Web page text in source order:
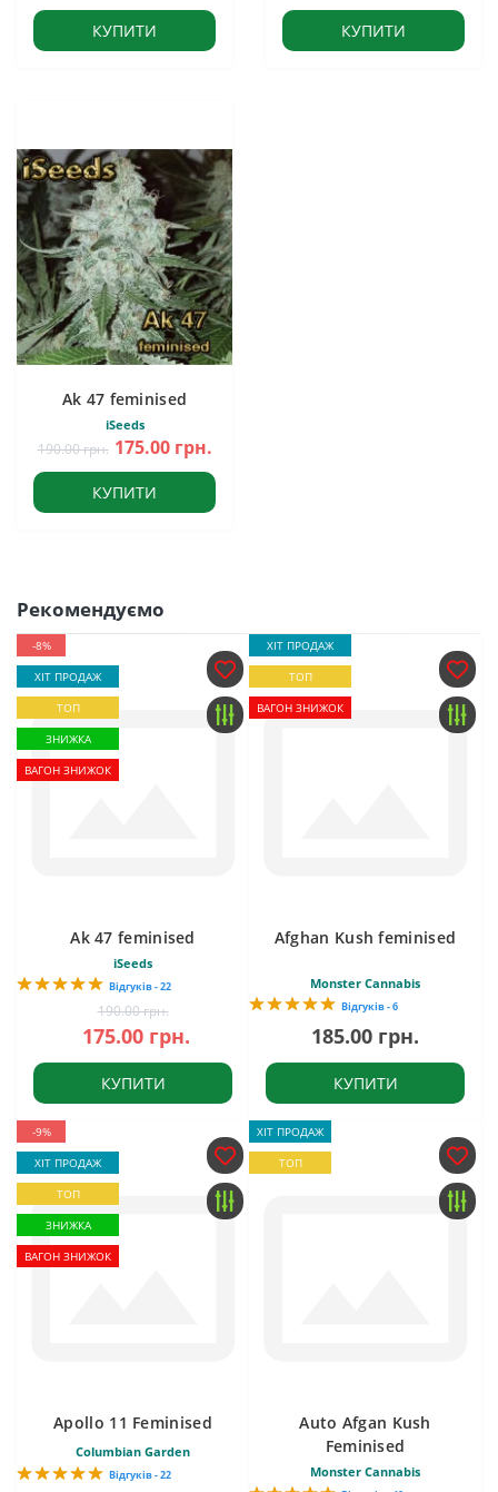
КУПИТИ КУПИТИ
Ak 47 feminised
iSeeds
190.00 грн. 175.00 грн.
КУПИТИ
Рекомендуємо
-8%
ХІТ ПРОДАЖ
ТОП
ЗНИЖКА
ВАГОН ЗНИЖОК
Ak 47 feminised
iSeeds
Відгуків - 22
190.00 грн.
175.00 грн.
КУПИТИ
ХІТ ПРОДАЖ
ТОП
ВАГОН ЗНИЖОК
Afghan Kush feminised
Monster Cannabis
Відгуків - 6
185.00 грн.
КУПИТИ
-9%
ХІТ ПРОДАЖ
ТОП
ЗНИЖКА
ВАГОН ЗНИЖОК
Apollo 11 Feminised
Columbian Garden
Відгуків - 22
ХІТ ПРОДАЖ
ТОП
Auto Afgan Kush
Feminised
Monster Cannabis